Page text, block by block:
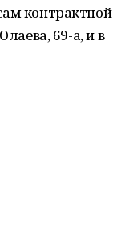
контрактной
69-а, и в